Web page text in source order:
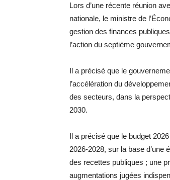
Lors d’une récente réunion
nationale, le ministre de
gestion des finances
l’action du septième
Il a précisé que le
l’accélération du
des secteurs, dans la
2030.
Il a précisé que le budget
2026-2028, sur la base
des recettes publiques ; une
augmentations jugées